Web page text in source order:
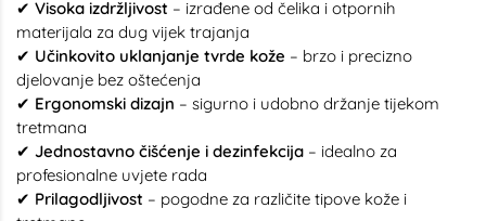
✔ Visoka izdržljivost – izrađene od čelika i otpornih
materijala za dug vijek trajanja
✔ Učinkovito uklanjanje tvrde kože – brzo i precizno
djelovanje bez oštećenja
✔ Ergonomski dizajn – sigurno i udobno držanje tijekom
tretmana
✔ Jednostavno čišćenje i dezinfekcija – idealno za
profesionalne uvjete rada
✔ Prilagodljivost – pogodne za različite tipove kože i